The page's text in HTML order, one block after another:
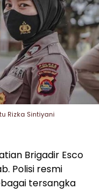
Rizka Sintiyani
Brigadir Esco
Polisi resmi
tersangka